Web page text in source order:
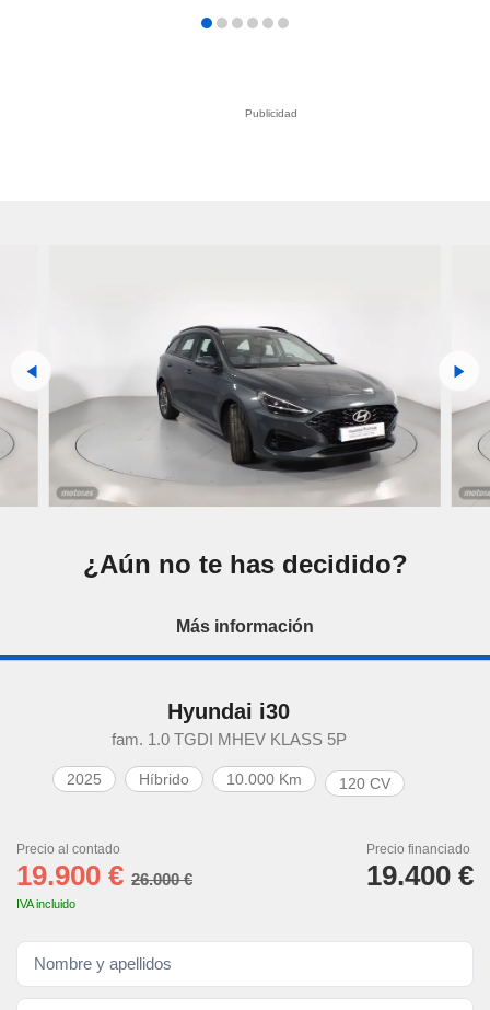
¿Aún no te has decidido?
Más información
Hyundai i30
fam. 1.0 TGDI MHEV KLASS 5P
2025 Híbrido 10.000 Km 120 CV
Precio al contado
19.900 € 26.000 €
IVA incluido
Precio financiado
19.400 €